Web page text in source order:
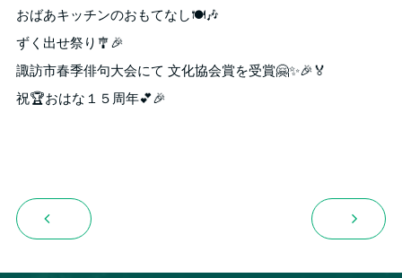
おばあキッチンのおもてなし🍽️🎶
ずく出せ祭り🎐🎉
諏訪市春季俳句大会にて 文化協会賞を受賞🤗✨🎉🏅
祝🏆おはな１５周年💕🎉